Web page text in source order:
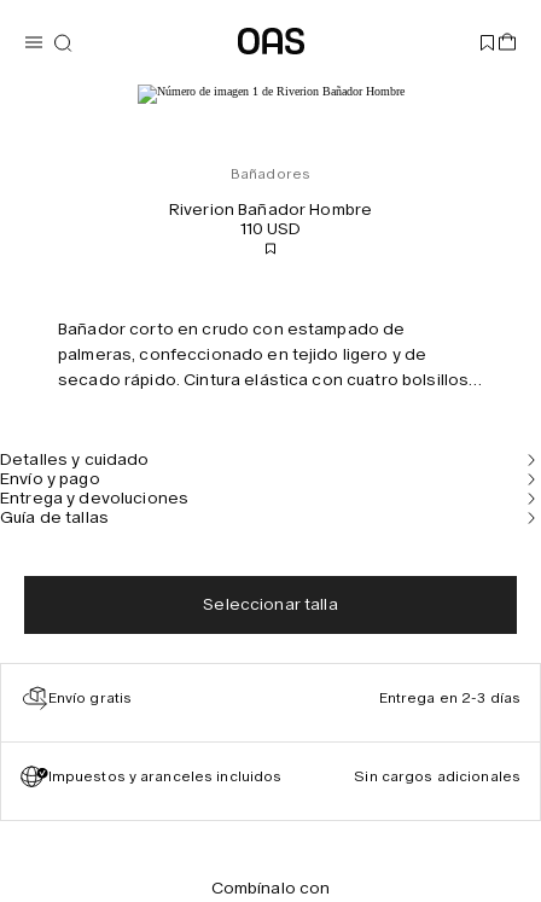
Bañadores
Riverion Bañador Hombre
110 USD
Bañador corto en crudo con estampado de
palmeras, confeccionado en tejido ligero y de
secado rápido. Cintura elástica con cuatro bolsillos,
Detalles y cuidado
Envío y pago
Entrega y devoluciones
Guía de tallas
Seleccionar talla
Envío gratis Entrega en 2-3 días
Impuestos y aranceles incluidos Sin cargos adicionales
Combínalo con